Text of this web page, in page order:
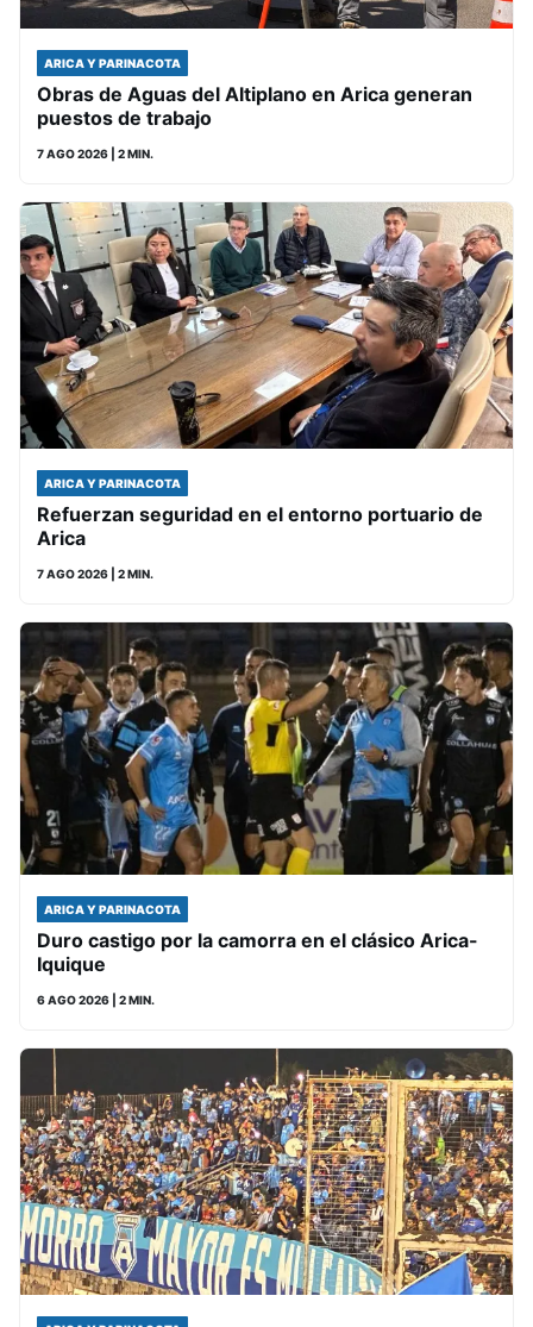
ARICA Y PARINACOTA
Obras de Aguas del Altiplano en Arica generan
puestos de trabajo
7 AGO 2026 | 2 MIN.
ARICA Y PARINACOTA
Refuerzan seguridad en el entorno portuario de
Arica
7 AGO 2026 | 2 MIN.
ARICA Y PARINACOTA
Duro castigo por la camorra en el clásico Arica-
Iquique
6 AGO 2026 | 2 MIN.